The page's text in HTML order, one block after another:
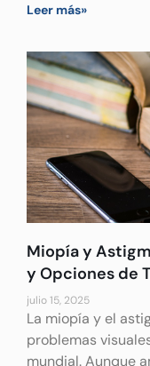
Leer más»
Miopía y
y Opciones de
julio 15, 2025
La miopía y el
problemas
mundial. Aunque